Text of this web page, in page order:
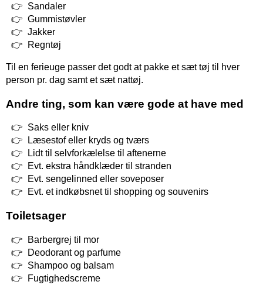
Sandaler
Gummistøvler
Jakker
Regntøj
Til en ferieuge passer det godt at pakke et sæt tøj til hver
person pr. dag samt et sæt nattøj.
Andre ting, som kan være gode at have med
Saks eller kniv
Læsestof eller kryds og tværs
Lidt til selvforkælelse til aftenerne
Evt. ekstra håndklæder til stranden
Evt. sengelinned eller soveposer
Evt. et indkøbsnet til shopping og souvenirs
Toiletsager
Barbergrej til mor
Deodorant og parfume
Shampoo og balsam
Fugtighedscreme